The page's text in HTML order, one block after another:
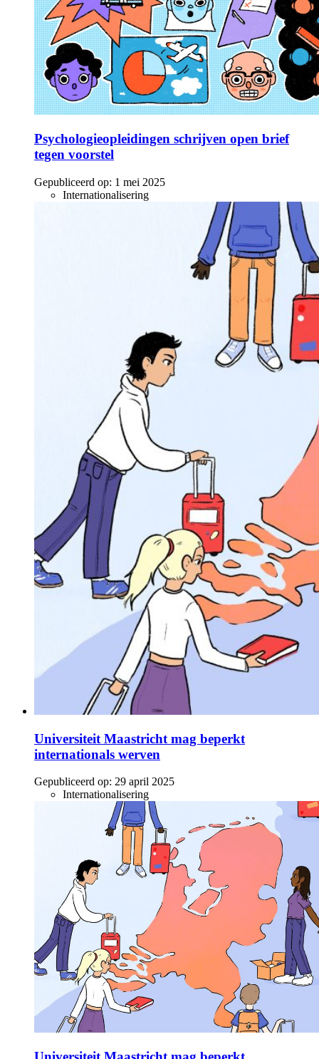
Psychologieopleidingen schrijven open brief
tegen voorstel
Gepubliceerd op: 1 mei 2025
Internationalisering
Universiteit Maastricht mag beperkt
internationals werven
Gepubliceerd op: 29 april 2025
Internationalisering